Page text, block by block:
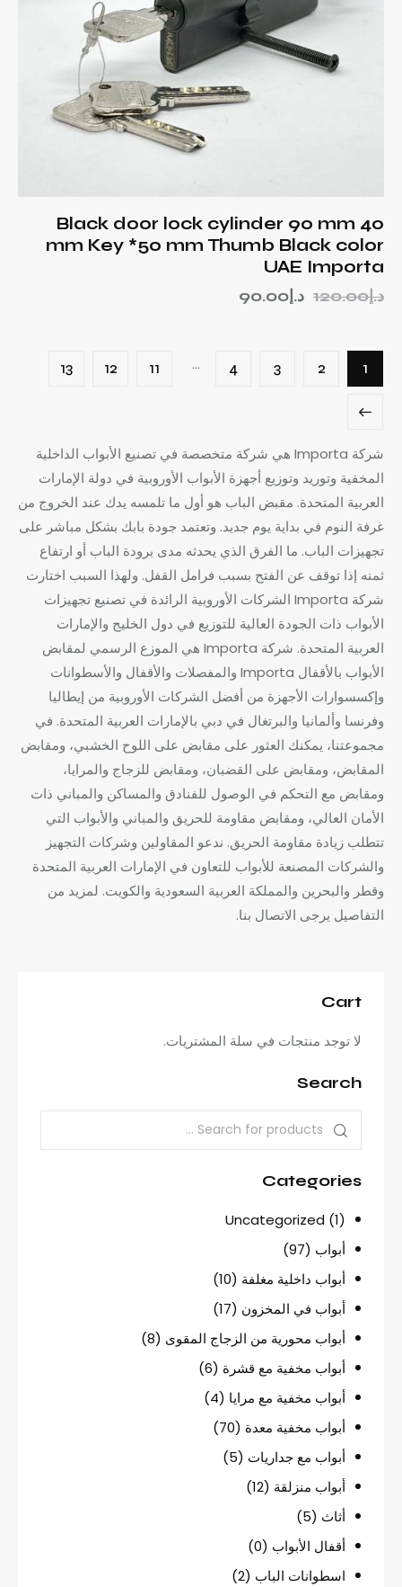
Black door lock cylinder 90 mm 40
mm Key *50 mm Thumb Black color
UAE Importa
د.إ120.00 د.إ90.00
2
3
4
…
11
12
13
شركة Importa هي شركة متخصصة في تصنيع الأبواب الداخلية
المخفية وتوريد وتوزيع أجهزة الأبواب الأوروبية في دولة الإمارات
العربية المتحدة. مقبض الباب هو أول ما تلمسه يدك عند الخروج من
غرفة النوم في بداية يوم جديد. وتعتمد جودة بابك بشكل مباشر على
تجهيزات الباب. ما الفرق الذي يحدثه مدى برودة الباب أو ارتفاع
ثمنه إذا توقف عن الفتح بسبب فرامل القفل. ولهذا السبب اختارت
شركة Importa الشركات الأوروبية الرائدة في تصنيع تجهيزات
الأبواب ذات الجودة العالية للتوزيع في دول الخليج والإمارات
العربية المتحدة. شركة Importa هي الموزع الرسمي لمقابض
الأبواب بالأقفال Importa والمفصلات والأقفال والأسطوانات
وإكسسوارات الأجهزة من أفضل الشركات الأوروبية من إيطاليا
وفرنسا وألمانيا والبرتغال في دبي بالإمارات العربية المتحدة. في
مجموعتنا، يمكنك العثور على مقابض على اللوح الخشبي، ومقابض
المقابض، ومقابض على القضبان، ومقابض للزجاج والمرايا،
ومقابض مع التحكم في الوصول للفنادق والمساكن والمباني ذات
الأمان العالي، ومقابض مقاومة للحريق والمباني والأبواب التي
تتطلب زيادة مقاومة الحريق. ندعو المقاولين وشركات التجهيز
والشركات المصنعة للأبواب للتعاون في الإمارات العربية المتحدة
وقطر والبحرين والمملكة العربية السعودية والكويت. لمزيد من
التفاصيل يرجى الاتصال بنا.
Cart
لا توجد منتجات في سلة المشتريات.
Search
Categories
Uncategorized (1)
أبواب
أبواب داخلية مغلفة
أبواب في المخزون
أبواب محورية من الزجاج المقوى
أبواب مخفية مع قشرة
أبواب مخفية مع مرايا
أبواب مخفية معدة
أبواب مع جداريات
أبواب منزلقة
أثاث
أقفال الأبواب
اسطوانات الباب